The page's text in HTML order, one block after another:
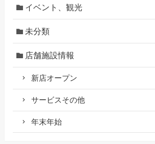
イベント、観光
未分類
店舗施設情報
新店オープン
サービスその他
年末年始